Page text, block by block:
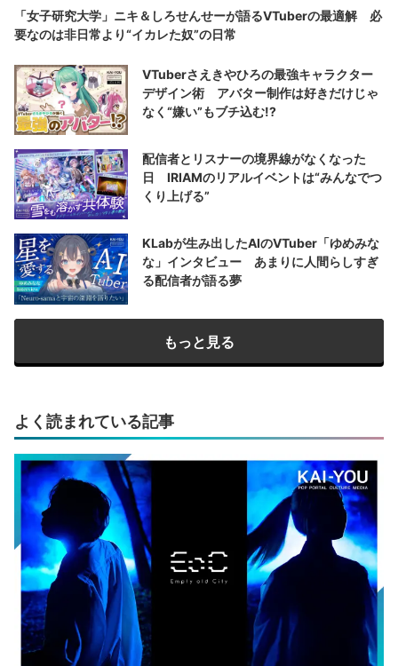
「女子研究大学」ニキ＆しろせんせーが語るVTuberの最適解 必
要なのは非日常より“イカレた奴”の日常
VTuberさえきやひろの最強キャラクター
デザイン術 アバター制作は好きだけじゃ
なく“嫌い”もブチ込む!?
配信者とリスナーの境界線がなくなった
日 IRIAMのリアルイベントは“みんなでつ
くり上げる”
KLabが生み出したAIのVTuber「ゆめみな
な」インタビュー あまりに人間らしすぎ
る配信者が語る夢
もっと見る
よく読まれている記事